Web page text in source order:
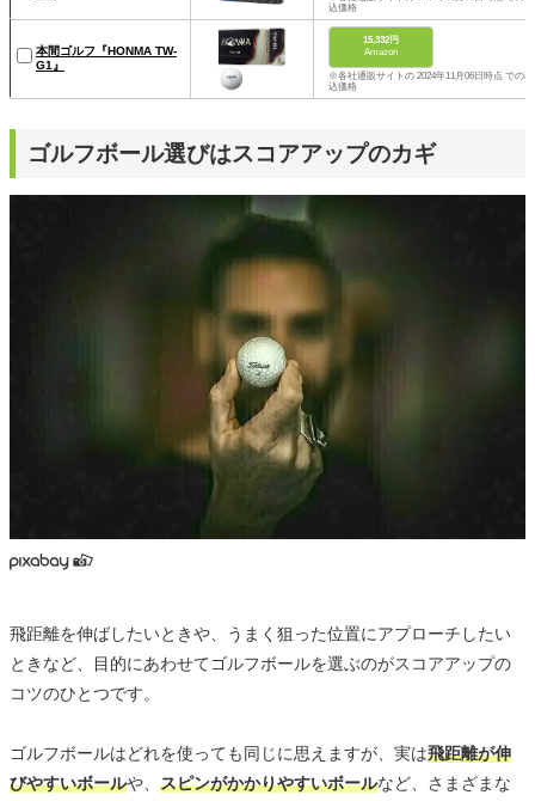
込価格
本間ゴルフ『HONMA TW-
G1』
15,332円
Amazon
※各社通販サイトの 2024年11月06日時点 での税
込価格
ゴルフボール選びはスコアアップのカギ
飛距離を伸ばしたいときや、うまく狙った位置にアプローチしたい
ときなど、目的にあわせてゴルフボールを選ぶのがスコアアップの
コツのひとつです。
ゴルフボールはどれを使っても同じに思えますが、実は飛距離が伸
びやすいボールや、 スピンがかかりやすいボールなど、さまざまな